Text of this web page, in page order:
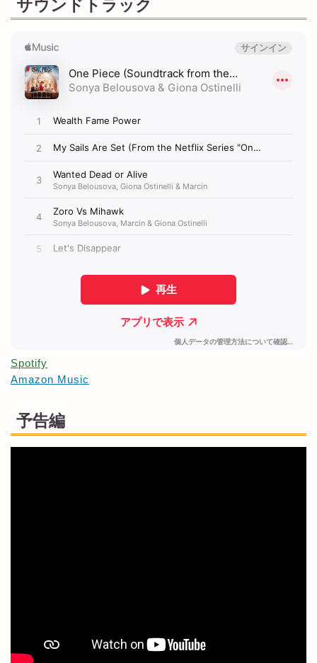
サウンドトラック
Spotify
Amazon Music
予告編